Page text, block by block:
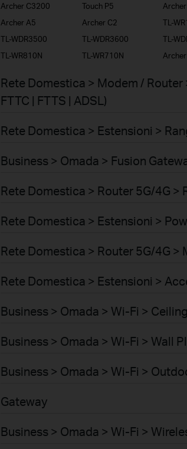
Archer C3200
Touch P5
Archer A5
Archer C2 TL-
TL-WDR3500
TL-WDR3600 TL-
TL-WR810N
TL-WR710N
Rete Domestica > Modem / Router
FTTC | FTTS | ADSL)
Rete Domestica > Estensioni >
Business > Omada > Fusion
Rete Domestica > Router 5G/4G >
Rete Domestica > Estensioni >
Rete Domestica > Router 5G/4G
Rete Domestica > Estensioni >
Business > Omada > Wi-Fi >
Business > Omada > Wi-Fi > Wall
Business > Omada > Wi-Fi >
Gateway
Business > Omada > Wi-Fi >